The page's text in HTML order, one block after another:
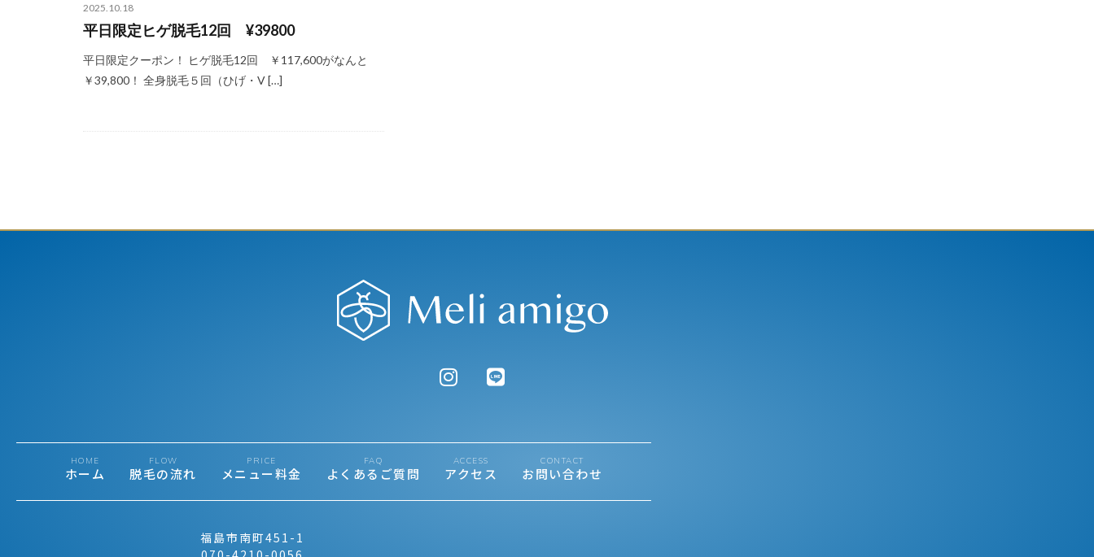
2025.10.18
平日限定ヒゲ脱毛12回 ¥39800
平日限定クーポン！ ヒゲ脱毛12回 ￥117,600がなんと
￥39,800！ 全身脱毛５回（ひげ・V […]
HOME
ホーム
FLOW
脱毛の流れ
PRICE
メニュー料金
FAQ
よくあるご質問
ACCESS
アクセス
CONTACT
お問い合わせ
福島市南町451-1